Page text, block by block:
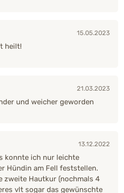
15.05.2023
heilt!
21.03.2023
und weicher geworden
13.12.2022
konnte ich nur leichte
Hündin am Fell feststellen.
zweite Hautkur (nochmals 4
vlt sogar das gewünschte